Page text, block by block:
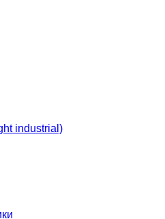
industrial)